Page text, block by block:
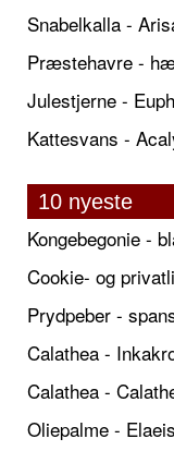
Snabelkalla -
Julestjerne -
Kattesvans -
10 nyeste
Kongebegonie -
Cookie- og
Prydpeber -
Calathea -
Calathea -
Oliepalme -